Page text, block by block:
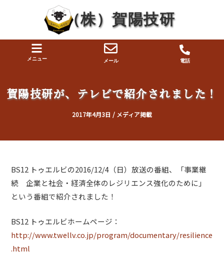
（株）賀陽技研
メニュー メール 電話
賀陽技研が、テレビで紹介されました！
2017年4月3日 / メディア掲載
BS12 トゥエルビの2016/12/4（日）放送の番組、「事業継
続 企業と社会・経済全体のレジリエンス強化のために」
という番組で紹介されました！
BS12 トゥエルビホームページ：
http://www.twellv.co.jp/program/documentary/resilience
.html
シ
ョ